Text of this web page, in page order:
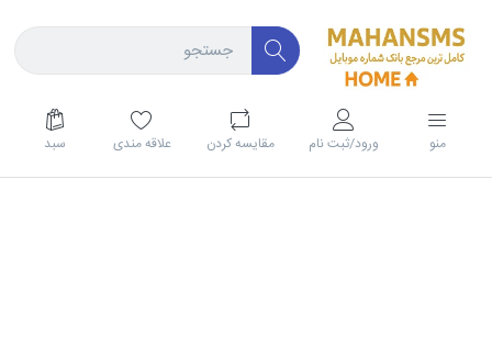
منو ورود/ثبت نام مقايسه كردن علاقه مندی سبد